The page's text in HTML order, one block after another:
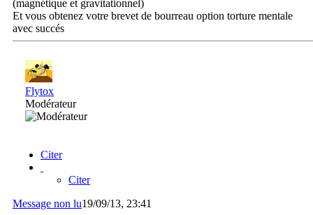
(magnétique et gravitationnel)
Et vous obtenez votre brevet de bourreau option torture mentale
avec succés
Flytox
Modérateur
Citer
Citer
Message non lu19/09/13, 23:41